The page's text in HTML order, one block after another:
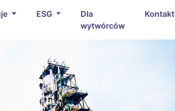
ESG
Dla
wytwórców
Kontakt